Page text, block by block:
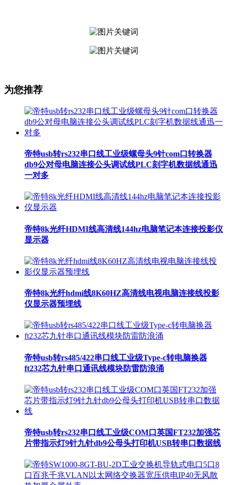
为您推荐
帝特usb转rs232串口线工业级螺母头9针com口转换器
db9公对母电脑连接公头调试线PLC刻字机数据线通迅
一对多
帝特8k光纤HDMI线高清线144hz电脑笔记本连接投影仪
显示器
帝特8k光纤hdmi线8K60HZ高清线电视电脑连接线投影
仪显示器预埋线
帝特usb转rs485/422串口线工业级Type-c转电脑换器
ft232芯九针串口通讯线模块防雷防浪涌
帝特usb转rs232串口线工业级COM口英国FT232加强芯
片带指示灯9针九针db9公母头打印机USB转串口数据线